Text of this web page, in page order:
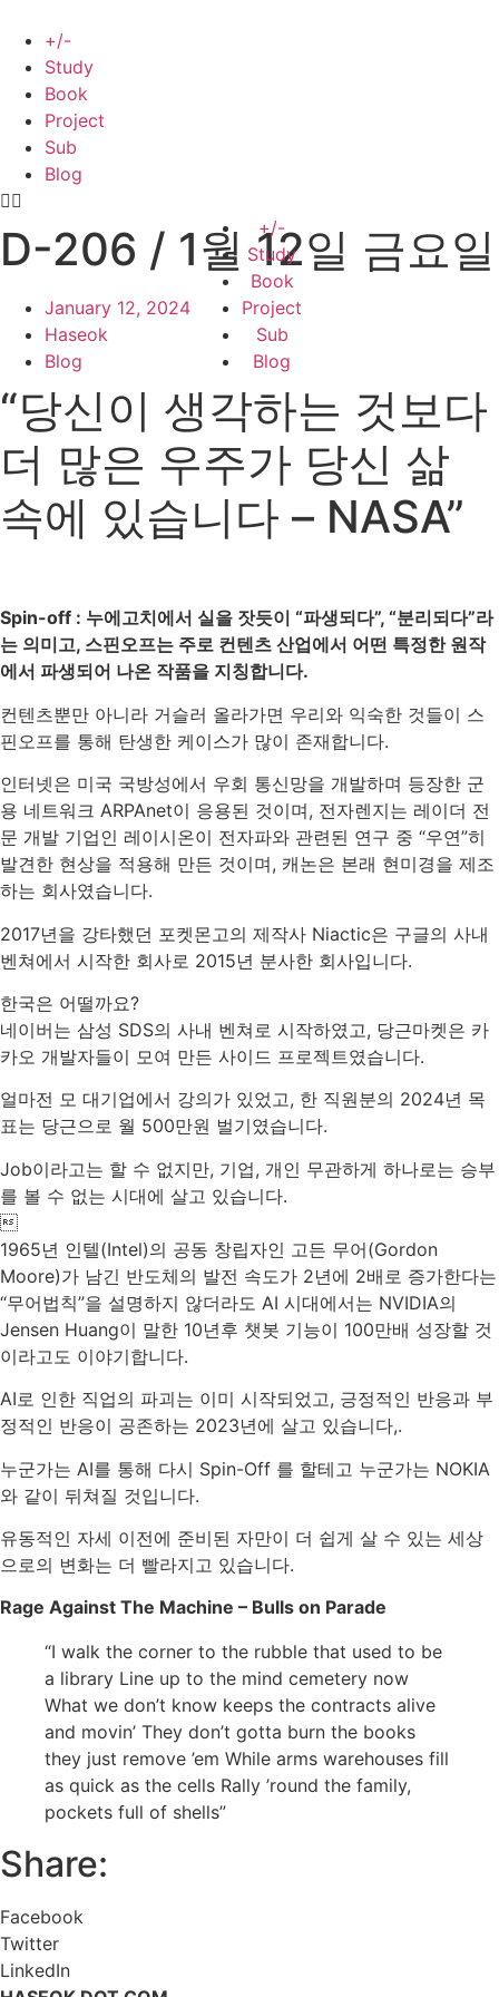
content
+/-
Study
Book
Project
Sub
Blog
+/-
Study
Book
Project
Sub
Blog
D-206 / 1월 12일 금요일
January 12, 2024
Haseok
Blog
“당신이 생각하는 것보다
더 많은 우주가 당신 삶
속에 있습니다 – NASA”
Spin-off : 누에고치에서 실을 잣듯이 “파생되다”, “분리되다”라
는 의미고, 스핀오프는 주로 컨텐츠 산업에서 어떤 특정한 원작
에서 파생되어 나온 작품을 지칭합니다.
컨텐츠뿐만 아니라 거슬러 올라가면 우리와 익숙한 것들이 스
핀오프를 통해 탄생한 케이스가 많이 존재합니다.
인터넷은 미국 국방성에서 우회 통신망을 개발하며 등장한 군
용 네트워크 ARPAnet이 응용된 것이며, 전자렌지는 레이더 전
문 개발 기업인 레이시온이 전자파와 관련된 연구 중 “우연”히
발견한 현상을 적용해 만든 것이며, 캐논은 본래 현미경을 제조
하는 회사였습니다.
2017년을 강타했던 포켓몬고의 제작사 Niactic은 구글의 사내
벤쳐에서 시작한 회사로 2015년 분사한 회사입니다.
한국은 어떨까요?
네이버는 삼성 SDS의 사내 벤쳐로 시작하였고, 당근마켓은 카
카오 개발자들이 모여 만든 사이드 프로젝트였습니다.
얼마전 모 대기업에서 강의가 있었고, 한 직원분의 2024년 목
표는 당근으로 월 500만원 벌기였습니다.
Job이라고는 할 수 없지만, 기업, 개인 무관하게 하나로는 승부
를 볼 수 없는 시대에 살고 있습니다.
1965년 인텔(Intel)의 공동 창립자인 고든 무어(Gordon
Moore)가 남긴 반도체의 발전 속도가 2년에 2배로 증가한다는
“무어법칙”을 설명하지 않더라도 AI 시대에서는 NVIDIA의
Jensen Huang이 말한 10년후 챗봇 기능이 100만배 성장할 것
이라고도 이야기합니다.
AI로 인한 직업의 파괴는 이미 시작되었고, 긍정적인 반응과 부
정적인 반응이 공존하는 2023년에 살고 있습니다,.
누군가는 AI를 통해 다시 Spin-Off 를 할테고 누군가는 NOKIA
와 같이 뒤쳐질 것입니다.
유동적인 자세 이전에 준비된 자만이 더 쉽게 살 수 있는 세상
으로의 변화는 더 빨라지고 있습니다.
Rage Against The Machine – Bulls on Parade
“I walk the corner to the rubble that used to be
a library Line up to the mind cemetery now
What we don’t know keeps the contracts alive
and movin’ They don’t gotta burn the books
they just remove ’em While arms warehouses fill
as quick as the cells Rally ’round the family,
pockets full of shells”
Share:
Facebook
Twitter
LinkedIn